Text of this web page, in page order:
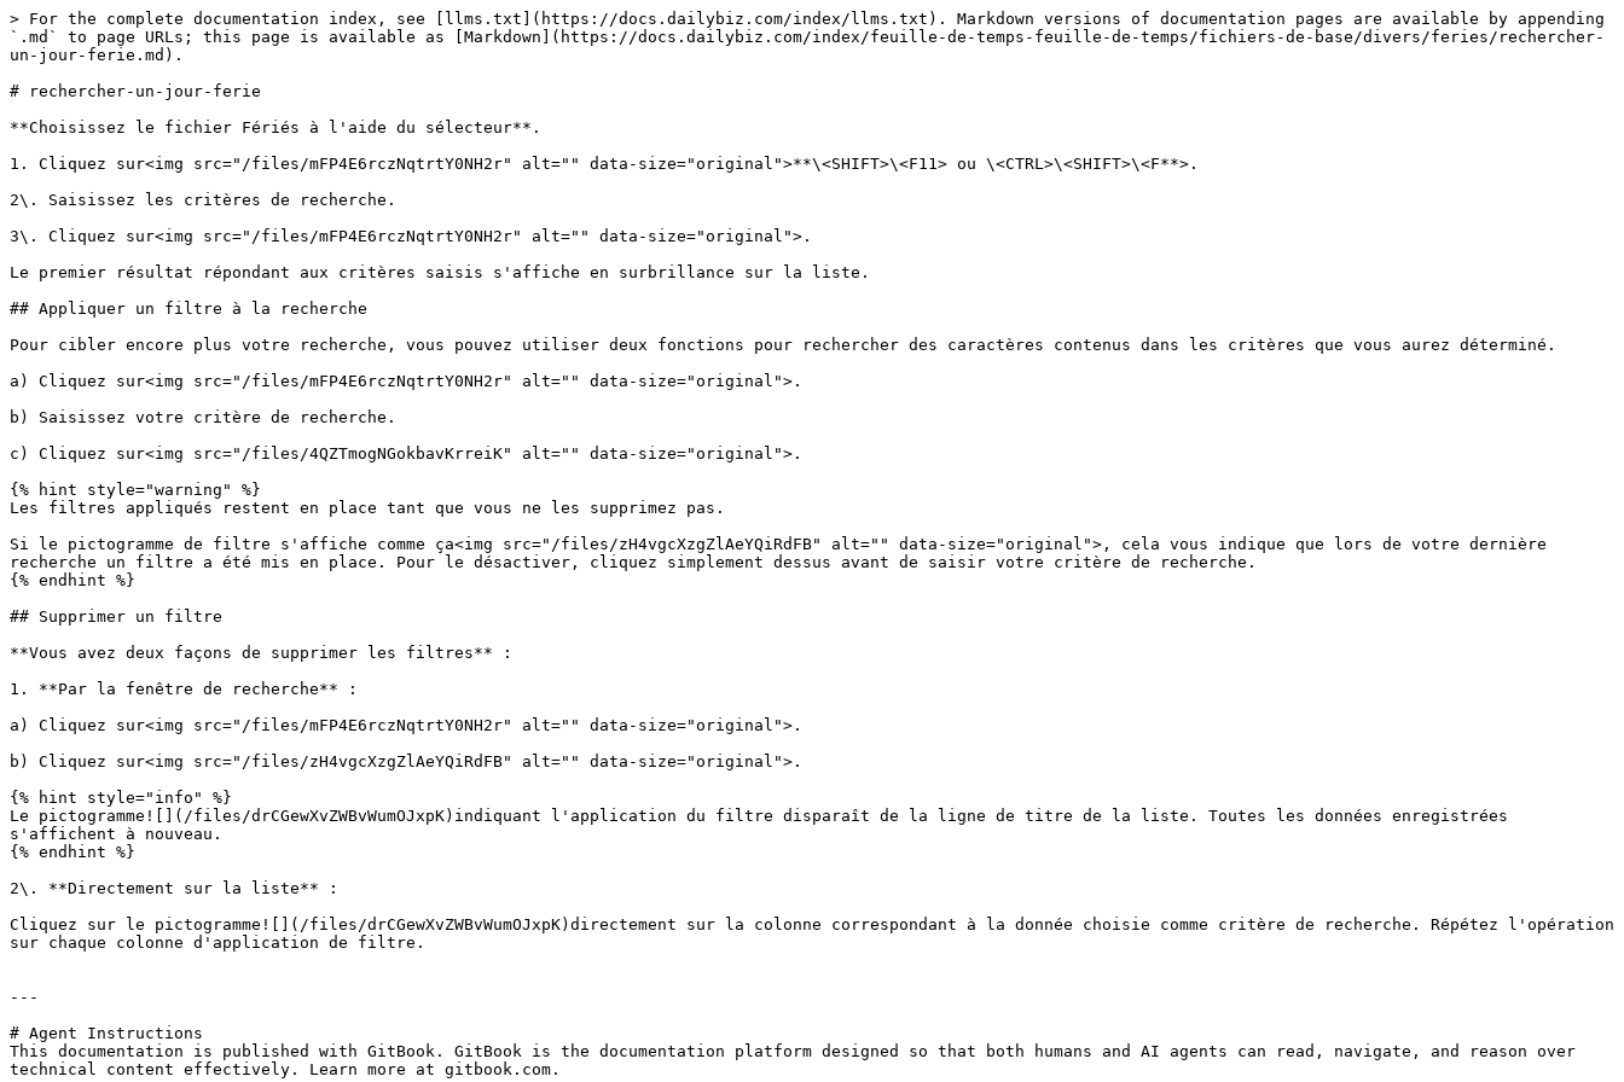
> For the complete documentation index, see [llms.txt](https://docs.dailybiz.com/index/llms.txt). Markdown versions of documentation pages are available by appending
`.md` to page URLs; this page is available as [Markdown](https://docs.dailybiz.com/index/feuille-de-temps-feuille-de-temps/fichiers-de-base/divers/feries/rechercher-
un-jour-ferie.md).
# rechercher-un-jour-ferie
**Choisissez le fichier Fériés à l'aide du sélecteur**.
1. Cliquez sur<img src="/files/mFP4E6rczNqtrtY0NH2r" alt="" data-size="original">**\<SHIFT>\<F11> ou \<CTRL>\<SHIFT>\<F**>.
2\. Saisissez les critères de recherche.
3\. Cliquez sur<img src="/files/mFP4E6rczNqtrtY0NH2r" alt="" data-size="original">.
Le premier résultat répondant aux critères saisis s'affiche en surbrillance sur la liste.
## Appliquer un filtre à la recherche
Pour cibler encore plus votre recherche, vous pouvez utiliser deux fonctions pour rechercher des caractères contenus dans les critères que vous aurez déterminé.
a) Cliquez sur<img src="/files/mFP4E6rczNqtrtY0NH2r" alt="" data-size="original">.
b) Saisissez votre critère de recherche.
c) Cliquez sur<img src="/files/4QZTmogNGokbavKrreiK" alt="" data-size="original">.
{% hint style="warning" %}
Les filtres appliqués restent en place tant que vous ne les supprimez pas.
Si le pictogramme de filtre s'affiche comme ça<img src="/files/zH4vgcXzgZlAeYQiRdFB" alt="" data-size="original">, cela vous indique que lors de votre dernière
recherche un filtre a été mis en place. Pour le désactiver, cliquez simplement dessus avant de saisir votre critère de recherche.
{% endhint %}
## Supprimer un filtre
**Vous avez deux façons de supprimer les filtres** :
1. **Par la fenêtre de recherche** :
a) Cliquez sur<img src="/files/mFP4E6rczNqtrtY0NH2r" alt="" data-size="original">.
b) Cliquez sur<img src="/files/zH4vgcXzgZlAeYQiRdFB" alt="" data-size="original">.
{% hint style="info" %}
Le pictogramme![](/files/drCGewXvZWBvWumOJxpK)indiquant l'application du filtre disparaît de la ligne de titre de la liste. Toutes les données enregistrées
s'affichent à nouveau.
{% endhint %}
2\. **Directement sur la liste** :
Cliquez sur le pictogramme![](/files/drCGewXvZWBvWumOJxpK)directement sur la colonne correspondant à la donnée choisie comme critère de recherche. Répétez l'opération
sur chaque colonne d'application de filtre.
---
# Agent Instructions
This documentation is published with GitBook. GitBook is the documentation platform designed so that both humans and AI agents can read, navigate, and reason over
technical content effectively. Learn more at gitbook.com.